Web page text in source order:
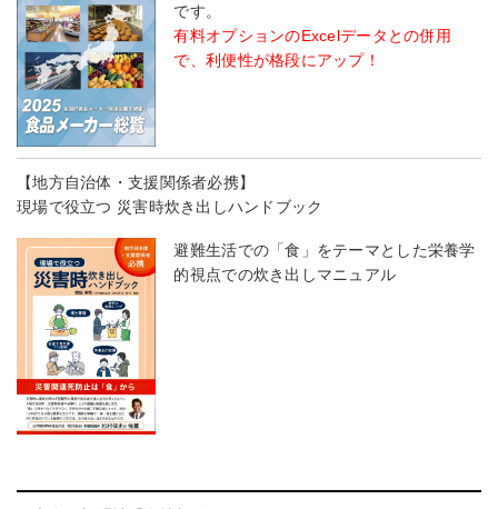
です。
有料オプションのExcelデータとの併用
で、利便性が格段にアップ！
【地方自治体・支援関係者必携】
現場で役立つ 災害時炊き出しハンドブック
避難生活での「食」をテーマとした栄養学
的視点での炊き出しマニュアル